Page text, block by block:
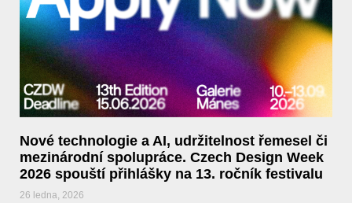
Nové technologie a AI, udržitelnost řemesel či
mezinárodní spolupráce. Czech Design Week
2026 spouští přihlášky na 13. ročník festivalu
26 ledna, 2026